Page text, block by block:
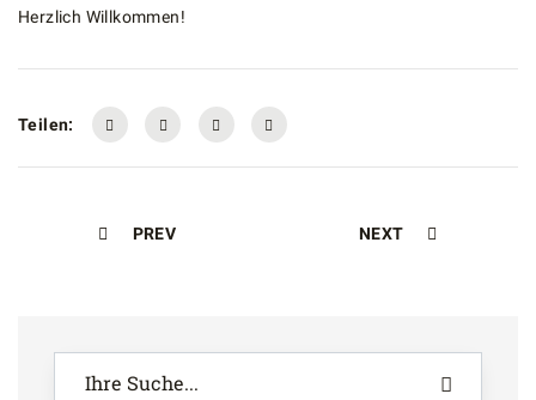
Herzlich Willkommen!
Teilen:
NEXT
PREV